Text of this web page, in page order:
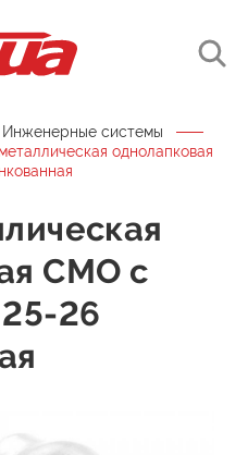
Инженерные системы
однолапковая
СМО с
26